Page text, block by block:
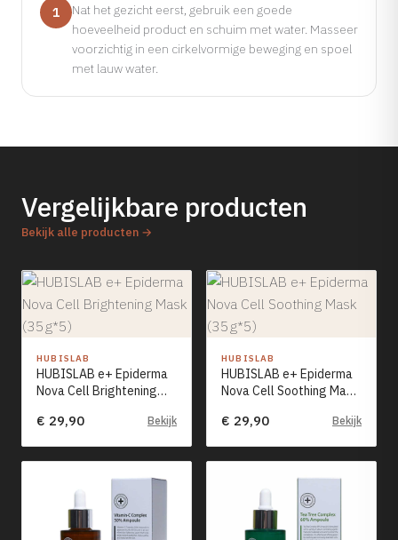
1
Nat het gezicht eerst, gebruik een goede
hoeveelheid product en schuim met water. Masseer
voorzichtig in een cirkelvormige beweging en spoel
met lauw water.
Vergelijkbare producten
Bekijk alle producten →
HUBISLAB
HUBISLAB e+ Epiderma
Nova Cell Brightening
€ 29,90 Bekijk
HUBISLAB
HUBISLAB e+ Epiderma
Nova Cell Soothing Mask
€ 29,90 Bekijk